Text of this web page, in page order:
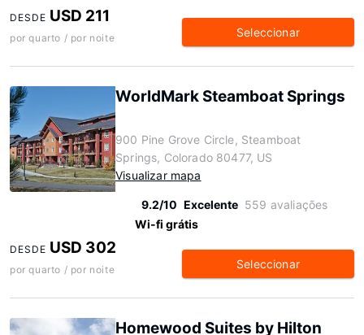
DESDE USD 211
por quarto / por noite Seleccionar
WorldMark Steamboat Springs
900 Pine Grove Circle, Steamboat
Springs, Colorado 80477, US
Visualizar mapa
9.2/10 Excelente 559 avaliações
Wi-fi grátis
DESDE USD 302
por quarto / por noite Seleccionar
Homewood Suites by Hilton